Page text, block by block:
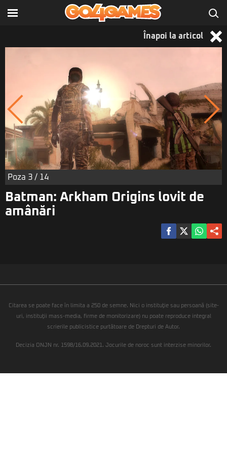
Înapoi la articol
Poza 3 / 14
Batman: Arkham Origins lovit de
amânări
Citarea se poate face în limita a 250 de semne. Nici o instituţie sau persoană (site-
uri, instituţii mass-media, firme de monitorizare) nu poate reproduce integral
scrierile publicistice purtătoare de Drepturi de Autor.
Decizia ONJN nr. 1598/16.09.2021. Jocurile de noroc sunt interzise minorilor.